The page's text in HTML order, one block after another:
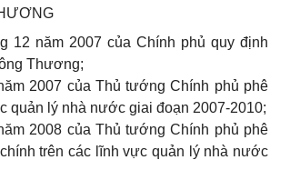
12 năm 2007 của Chính phủ quy định
Thương;
2007 của Thủ tướng Chính phủ phê
quản lý nhà nước giai đoạn 2007-2010;
2008 của Thủ tướng Chính phủ phê
trên các lĩnh vực quản lý nhà nước